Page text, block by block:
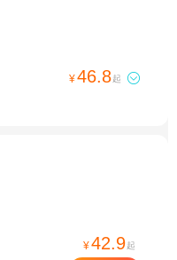
¥46.8起 
¥42.9起